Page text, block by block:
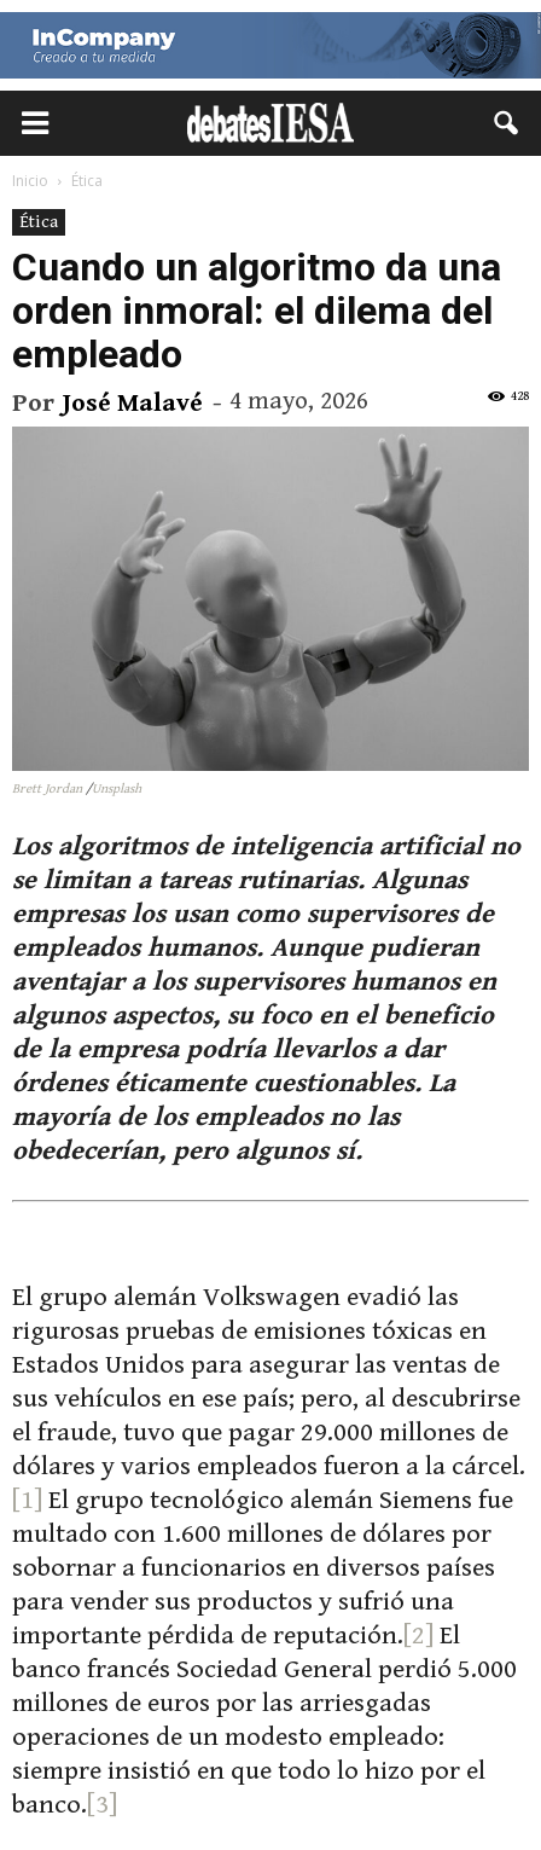
Inicio
Ética
Ética
Cuando un algoritmo da una
orden inmoral: el dilema del
empleado
Por José Malavé - 4 mayo, 2026 428
Brett Jordan /Unsplash
Los algoritmos de inteligencia artificial no
se limitan a tareas rutinarias. Algunas
empresas los usan como supervisores de
empleados humanos. Aunque pudieran
aventajar a los supervisores humanos en
algunos aspectos, su foco en el beneficio
de la empresa podría llevarlos a dar
órdenes éticamente cuestionables. La
mayoría de los empleados no las
obedecerían, pero algunos sí.
El grupo alemán Volkswagen evadió las
rigurosas pruebas de emisiones tóxicas en
Estados Unidos para asegurar las ventas de
sus vehículos en ese país; pero, al descubrirse
el fraude, tuvo que pagar 29.000 millones de
dólares y varios empleados fueron a la cárcel.
[1] El grupo tecnológico alemán Siemens fue
multado con 1.600 millones de dólares por
sobornar a funcionarios en diversos países
para vender sus productos y sufrió una
importante pérdida de reputación. [2] El
banco francés Sociedad General perdió 5.000
millones de euros por las arriesgadas
operaciones de un modesto empleado:
siempre insistió en que todo lo hizo por el
banco. [3]